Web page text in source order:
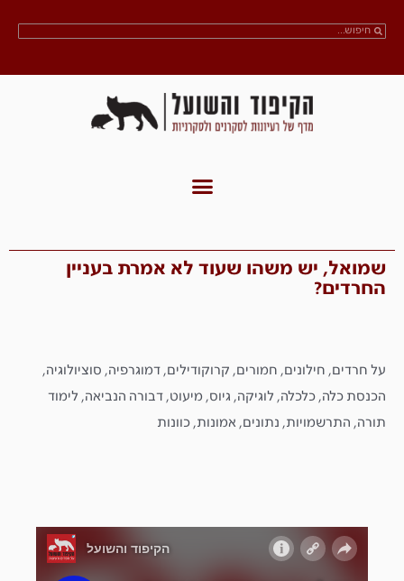
שמואל, יש משהו שעוד לא אמרת בעניין
החרדים?
על חרדים, חילונים, חמורים, קרוקודילים, דמוגרפיה, סוציולוגיה,
הכנסת כלה, כלכלה, לוגיקה, גיוס, מיעוט, דבורה הנביאה, לימוד
תורה, התרשמויות, נתונים, אמונות, כוונות